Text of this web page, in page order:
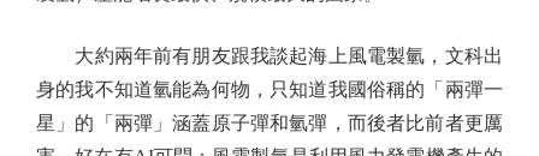
大約兩年前有朋友跟我談起海上風電製氫，文科出
身的我不知道氫能為何物，只知道我國俗稱的「兩彈一
星」的「兩彈」涵蓋原子彈和氫彈，而後者比前者更厲